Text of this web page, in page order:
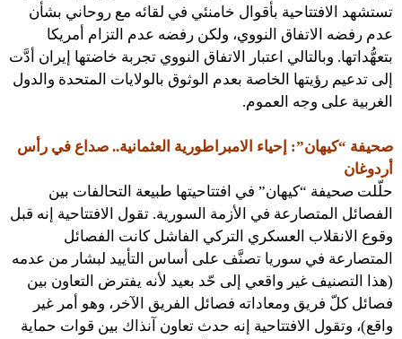
تستشهد الافتتاحية بأقوال خامنئي في لقائه مع روحاني بشأن
عدم رفضه الاتفاق النووي، ولكن رفضه عدم التزام أمريكا
بتعهُّداتها. وبالتالي اعتبار الاتفاق النووي تجربة خاضتها إيران أدَّت
إلى تدعيم رؤيتها الخاصة بعدم الوثوق بالولايات المتحدة والدول
الغربية على وجه العموم.
صحيفة “كيهان”: إحياء الامبراطورية العثمانية.. صداع في رأس
أردوغان
حلّلت صحيفة “كيهان” في افتتاحيتها طبيعة التحالفات بين
الفصائل المتصارعة في الأزمة السورية. تقول الافتتاحية إنه قبل
وقوع الانقلاب العسكري التركي الفاشل كانت الفصائل
المتصارعة في سوريا تصنَّف على أساس التأييد لبشار من عدمه
(هذا التصنيف غير واقعي إلى حّد بعيد لأنه يفترض التعاون بين
فصائل كلّ فريق ومعاداته فصائل الفريق الآخر، وهو أمر غير
واقع)، وتقول الافتتاحية إنه حدث تعاون آنذاك بين قوات حماية